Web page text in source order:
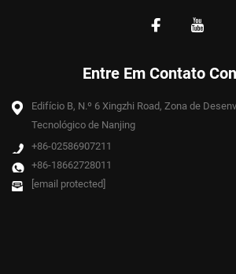
Entre Em Contato
Edifício B, N.º 6 Xingzhi Road, Zona de
Tecnológico de Nanjing
+86-02586907211
+86-18662728011
[email protected]